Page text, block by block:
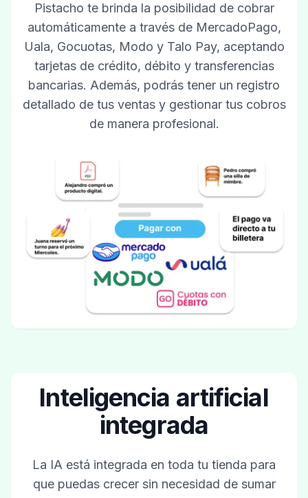
Pistacho te brinda la posibilidad de cobrar
automáticamente a través de MercadoPago,
Uala, Gocuotas, Modo y Talo Pay, aceptando
tarjetas de crédito, débito y transferencias
bancarias. Además, podrás tener un registro
detallado de tus ventas y gestionar tus cobros
de manera profesional.
Inteligencia artificial
integrada
La IA está integrada en toda tu tienda para
que puedas crecer sin necesidad de sumar